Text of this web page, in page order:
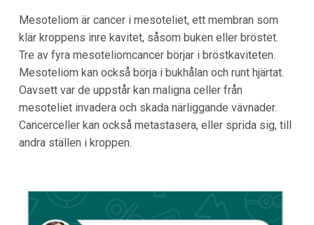
Mesoteliom är cancer i mesoteliet, ett membran som
klär kroppens inre kavitet, såsom buken eller bröstet.
Tre av fyra mesoteliomcancer börjar i bröstkaviteten.
Mesoteliom kan också börja i bukhålan och runt hjärtat.
Oavsett var de uppstår kan maligna celler från
mesoteliet invadera och skada närliggande vävnader.
Cancerceller kan också metastasera, eller sprida sig, till
andra ställen i kroppen.